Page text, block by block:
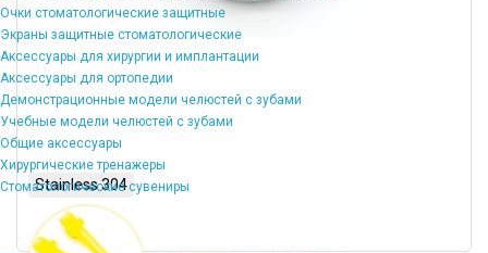
Очки стоматологические защитные
Экраны защитные стоматологические
Аксессуары для хирургии и имплантации
Аксессуары для ортопедии
Демонстрационные модели челюстей с зубами
Учебные модели челюстей с зубами
Общие аксессуары
Хирургические тренажеры
Стоматологические сувениры
Stainless 304